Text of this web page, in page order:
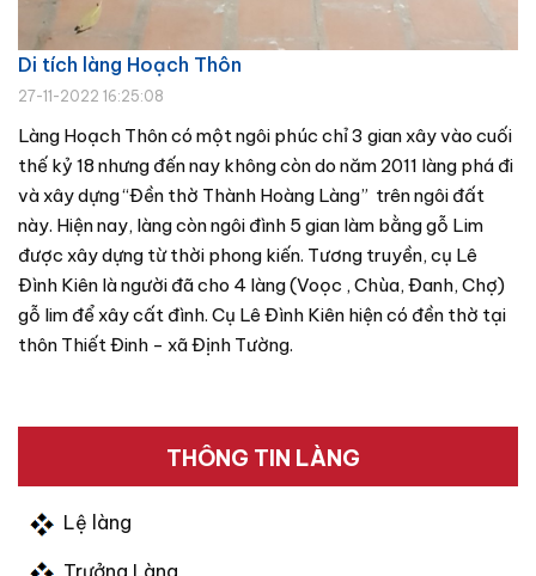
Di tích làng Hoạch Thôn
27-11-2022 16:25:08
Làng Hoạch Thôn có một ngôi phúc chỉ 3 gian xây vào cuối
thế kỷ 18 nhưng đến nay không còn do năm 2011 làng phá đi
và xây dựng “Đền thờ Thành Hoàng Làng” trên ngôi đất
này. Hiện nay, làng còn ngôi đình 5 gian làm bằng gỗ Lim
được xây dựng từ thời phong kiến. Tương truyền, cụ Lê
Đình Kiên là người đã cho 4 làng (Voọc , Chùa, Đanh, Chợ)
gỗ lim để xây cất đình. Cụ Lê Đình Kiên hiện có đền thờ tại
thôn Thiết Đinh - xã Định Tường.
THÔNG TIN LÀNG
Lệ làng
Trưởng Làng